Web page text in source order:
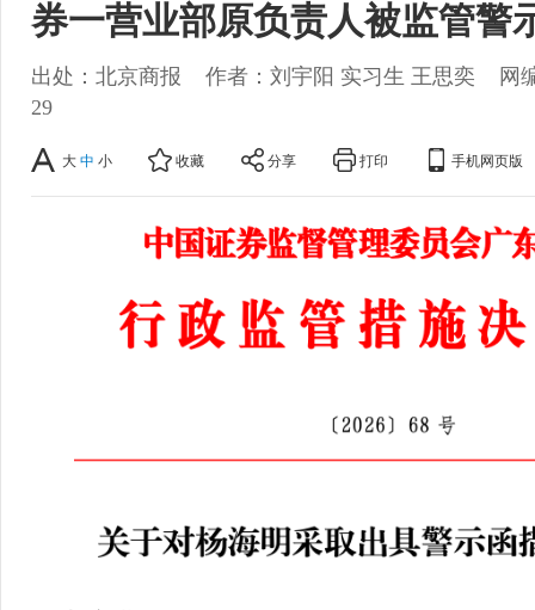
券一营业部原负责人被监管警
出处：北京商报 作者：刘宇阳 实习生 王思奕
网
29
大 中 小 收藏 分享 打印 手机网页版